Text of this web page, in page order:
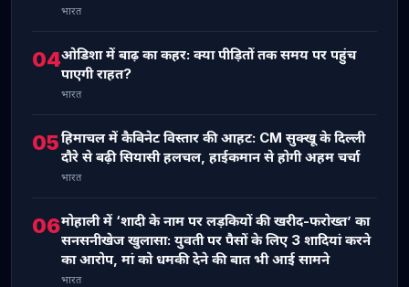
भारत
04ओडिशा में बाढ़ का कहर: क्या पीड़ितों तक समय पर पहुंच
पाएगी राहत?
भारत
05हिमाचल में कैबिनेट विस्तार की आहट: CM सुक्खू के दिल्ली
दौरे से बढ़ी सियासी हलचल, हाईकमान से होगी अहम चर्चा
भारत
06मोहाली में ‘शादी के नाम पर लड़कियों की खरीद-फरोख्त’ का
सनसनीखेज खुलासा: युवती पर पैसों के लिए 3 शादियां करने
का आरोप, मां को धमकी देने की बात भी आई सामने
भारत